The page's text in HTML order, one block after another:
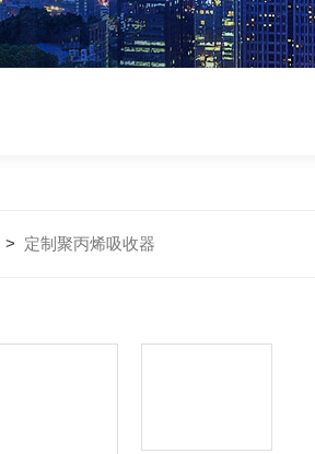
> 定制聚丙烯吸收器